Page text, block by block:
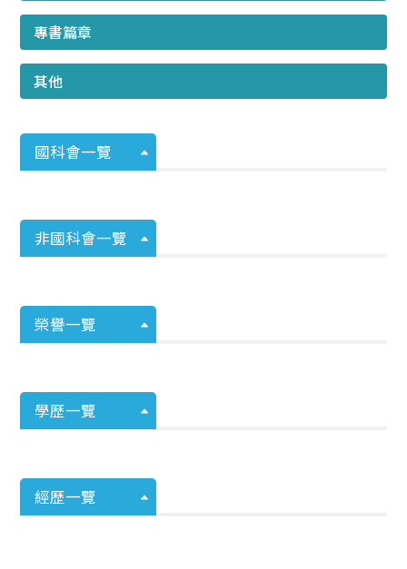
專書篇章
其他
國科會一覽
非國科會一覽
榮譽一覽
學歷一覽
經歷一覽